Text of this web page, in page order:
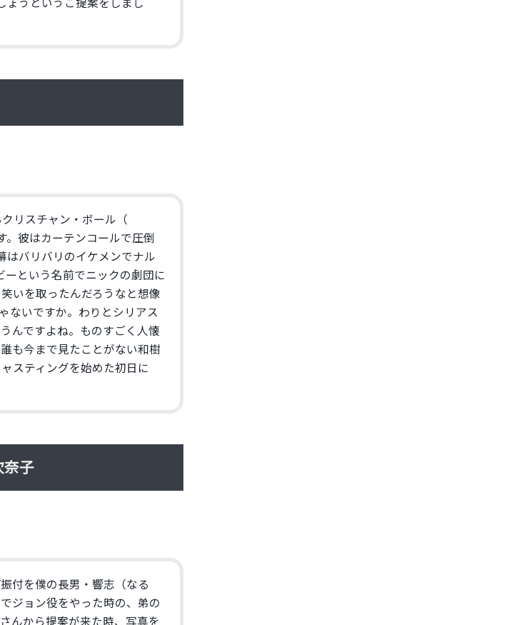
ょうというご提案をしまし
リスチャン・ボール（
。彼はカーテンコールで圧倒
はバリバリのイケメンでナル
ーという名前でニックの劇団に
いを取ったんだろうなと想像
ないですか。 わりとシリアス
んですよね。
ものすごく人懐
も今まで見たことがない和樹
スティングを始めた初日に
子
付を僕の長男・響志（なる
ジョン役をやった時の、 弟の
んから提案が来た時、写真を